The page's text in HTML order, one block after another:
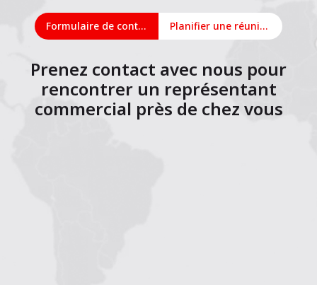
Formulaire de contact Planifier une réunion en ligne
Prenez contact avec nous pour
rencontrer un représentant
commercial près de chez vous